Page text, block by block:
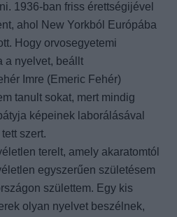
1936-ban friss érettségijével
ahol New Yorkból Európába
Hogy orvosegyetemi
a nyelvet, beállt
Imre (Emeric Fehér)
tanult sokat, mert mindig
képeinek laborálásával
szert.
terelt, amely akaratomtól
egyszerűen születésem
születtem. Egy kis
olyan nyelvet beszélnek,